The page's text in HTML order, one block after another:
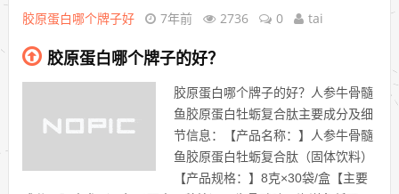
胶原蛋白哪个牌子好 7年前 2736 0 tai
胶原蛋白哪个牌子的好？
胶原蛋白哪个牌子的好？人参牛骨髓
鱼胶原蛋白牡蛎复合肽主要成分及细
节信息：【产品名称：】人参牛骨髓
鱼胶原蛋白牡蛎复合肽（固体饮料）
【产品规格：】8克×30袋/盒【主要